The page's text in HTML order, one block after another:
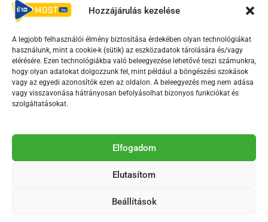
Hozzájárulás kezelése
A legjobb felhasználói élmény biztosítása érdekében olyan technológiákat
használunk, mint a cookie-k (sütik) az eszközadatok tárolására és/vagy
elérésére. Ezen technológiákba való beleegyezése lehetővé teszi számunkra,
hogy olyan adatokat dolgozzunk fel, mint például a böngészési szokások
vagy az egyedi azonosítók ezen az oldalon. A beleegyezés meg nem adása
vagy visszavonása hátrányosan befolyásolhat bizonyos funkciókat és
szolgáltatásokat.
Elfogadom
Elutasítom
Beállítások
F
a
c
e
b
o
-
Y
o
u
t
u
e
s
T
i
k
t
Az Érd Média médiaszolgáltatási tevékenységét a
Médiatanács a Magyar Média Mecenatúra program
2018-2026. © Minden jog fenntartva, Érd Megyei Jogú Város